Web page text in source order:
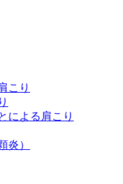
こり
による肩こり
炎）